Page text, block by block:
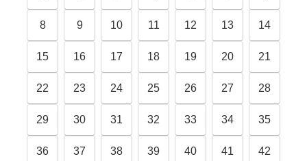
8 9 10 11 12 13 14
15 16 17 18 19 20 21
22 23 24 25 26 27 28
29 30 31 32 33 34 35
36 37 38 39 40 41 42